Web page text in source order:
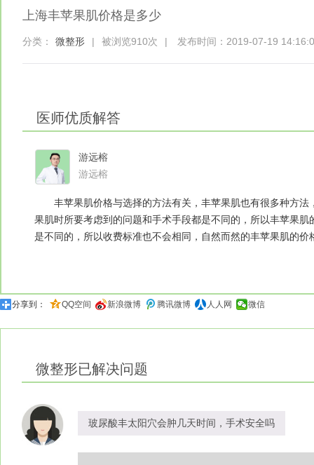
上海丰苹果肌价格是多少
分类： 微整形 | 被浏览910次 | 发布时间：2019-07-19
医师优质解答
游远榕
游远榕
丰苹果肌价格与选择的方法有关，丰苹果肌也有很多种方法
果肌时所要考虑到的问题和手术手段都是不同的，所以丰苹果
是不同的，所以收费标准也不会相同，自然而然的丰苹果肌的价
分享到： QQ空间 新浪微博 腾讯微博 人人网 微信
微整形已解决问题
玻尿酸丰太阳穴会肿几天时间，手术安全吗